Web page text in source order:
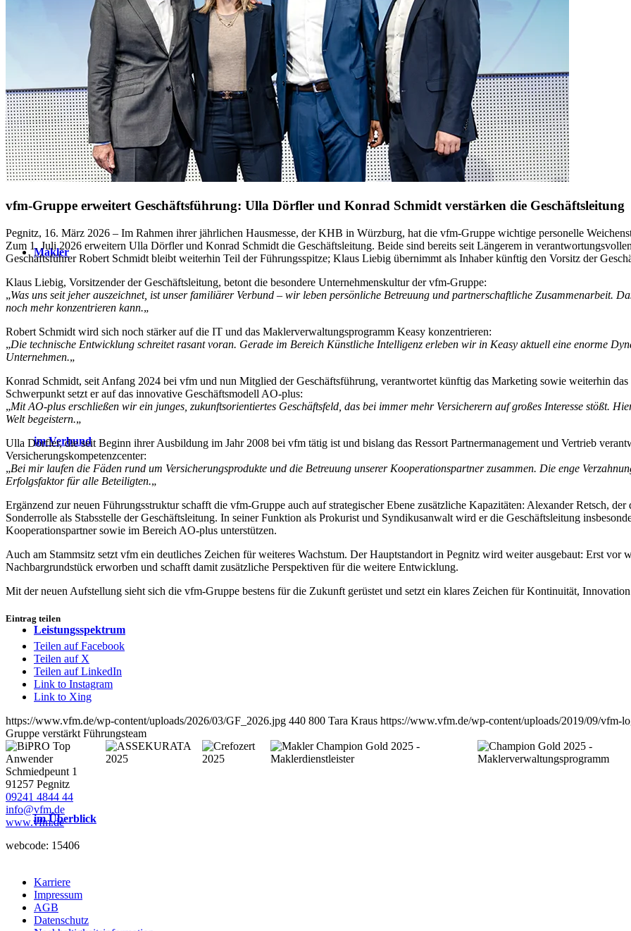
Makler
im Verbund
Leistungsspektrum
im Überblick
vfm-Gruppe erweitert Geschäftsführung: Ulla Dörfler und Konrad Schmidt verstärken die Geschäftsleitung
Pegnitz, 16. März 2026 – Im Rahmen ihrer jährlichen Hausmesse, der KHB in Würzburg, hat die vfm-Gruppe wichtige personelle
Zum 1. Juli 2026 erweitern Ulla Dörfler und Konrad Schmidt die Geschäftsleitung. Beide sind bereits seit Längerem in
Geschäftsführer Robert Schmidt bleibt weiterhin Teil der Führungsspitze; Klaus Liebig übernimmt als Inhaber künftig den Vorsitz der
Klaus Liebig, Vorsitzender der Geschäftsleitung, betont die besondere Unternehmenskultur der vfm-Gruppe:
„Was uns seit jeher auszeichnet, ist unser familiärer Verbund – wir leben persönliche Betreuung und partnerschaftliche Zusammenarbeit.
noch mehr konzentrieren kann.„
Robert Schmidt wird sich noch stärker auf die IT und das Maklerverwaltungsprogramm Keasy konzentrieren:
„Die technische Entwicklung schreitet rasant voran. Gerade im Bereich Künstliche Intelligenz erleben wir in Keasy aktuell eine enorme
Unternehmen.„
Konrad Schmidt, seit Anfang 2024 bei vfm und nun Mitglied der Geschäftsführung, verantwortet künftig das Marketing sowie weiterhin das
Schwerpunkt setzt er auf das innovative Geschäftsmodell AO-plus:
„Mit AO-plus erschließen wir ein junges, zukunftsorientiertes Geschäftsfeld, das bei immer mehr Versicherern auf großes Interesse stößt.
Welt begeistern.„
Ulla Dörfler, die seit Beginn ihrer Ausbildung im Jahr 2008 bei vfm tätig ist und bislang das Ressort Partnermanagement und Vertrieb
Versicherungskompetenzcenter:
„Bei mir laufen die Fäden rund um Versicherungsprodukte und die Betreuung unserer Kooperationspartner zusammen. Die enge
Erfolgsfaktor für alle Beteiligten.„
Ergänzend zur neuen Führungsstruktur schafft die vfm-Gruppe auch auf strategischer Ebene zusätzliche Kapazitäten: Alexander Retsch,
Sonderrolle als Stabsstelle der Geschäftsleitung. In seiner Funktion als Prokurist und Syndikusanwalt wird er die Geschäftsleitung
Kooperationspartner sowie im Bereich AO-plus unterstützen.
Auch am Stammsitz setzt vfm ein deutliches Zeichen für weiteres Wachstum. Der Hauptstandort in Pegnitz wird weiter ausgebaut: Erst vor
Nachbargrundstück erworben und schafft damit zusätzliche Perspektiven für die weitere Entwicklung.
Mit der neuen Aufstellung sieht sich die vfm-Gruppe bestens für die Zukunft gerüstet und setzt ein klares Zeichen für Kontinuität,
Eintrag teilen
Teilen auf Facebook
Teilen auf X
Teilen auf LinkedIn
Link to Instagram
Link to Xing
https://www.vfm.de/wp-content/uploads/2026/03/GF_2026.jpg 440 800 Tara Kraus https://www.vfm.de/wp-content/uploads/2019/09/vfm-
Gruppe verstärkt Führungsteam
Schmiedpeunt 1
91257 Pegnitz
09241 4844 44
info@vfm.de
www.vfm.de
webcode: 15406
Karriere
Impressum
AGB
Datenschutz